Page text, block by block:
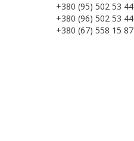
+380 (95) 502 53 44
+380 (96) 502 53 44
+380 (67) 558 15 87